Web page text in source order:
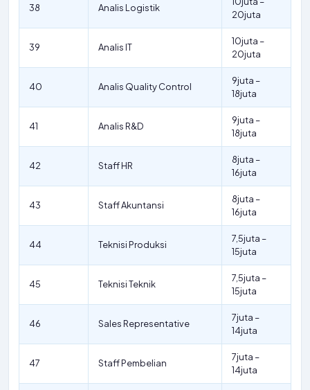
38 Analis Logistik
20juta
39 Analis IT
10juta –
20juta
40 Analis Quality Control
9juta –
18juta
41 Analis R&D
9juta –
18juta
42 Staff HR
8juta –
16juta
43 Staff Akuntansi
8juta –
16juta
44 Teknisi Produksi
7,5juta –
15juta
45 Teknisi Teknik
7,5juta –
15juta
46 Sales Representative
7juta –
14juta
47 Staff Pembelian
7juta –
14juta